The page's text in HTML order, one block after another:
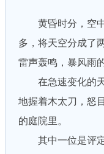
黄昏时分，空中
多，将天空分成了
雷声轰鸣，暴风雨
在急速变化的天
地握着木太刀，怒
的庭院里。
其中一位是评定